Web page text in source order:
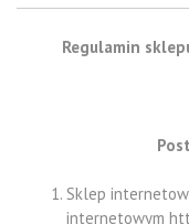
Regulamin
Sklep
internetowym